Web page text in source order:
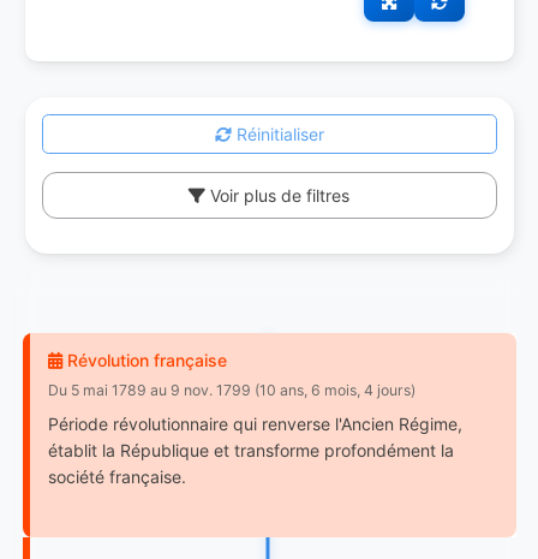
Réinitialiser
Voir plus de filtres
Révolution française
Du 5 mai 1789 au 9 nov. 1799 (10 ans, 6 mois, 4 jours)
Période révolutionnaire qui renverse l'Ancien Régime,
établit la République et transforme profondément la
société française.